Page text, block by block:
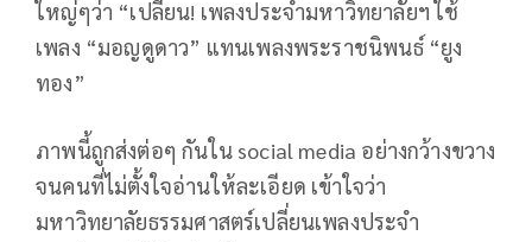
ใหญ่ๆว่า “เปลี่ยน! เพลงประจำมหาวิทยาลัยฯ ใช้
เพลง “มอญดูดาว” แทนเพลงพระราชนิพนธ์ “ยูง
ทอง”
ภาพนี้ถูกส่งต่อๆ กันใน social media อย่างกว้างขวาง
จนคนที่ไม่ตั้งใจอ่านให้ละเอียด เข้าใจว่า
มหาวิทยาลัยธรรมศาสตร์เปลี่ยนเพลงประจำ